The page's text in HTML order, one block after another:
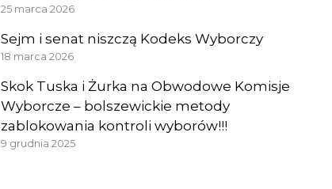
25 marca 2026
Sejm i senat niszczą Kodeks Wyborczy
18 marca 2026
Skok Tuska i Żurka na Obwodowe Komisje
Wyborcze – bolszewickie metody
zablokowania kontroli wyborów!!!
9 grudnia 2025